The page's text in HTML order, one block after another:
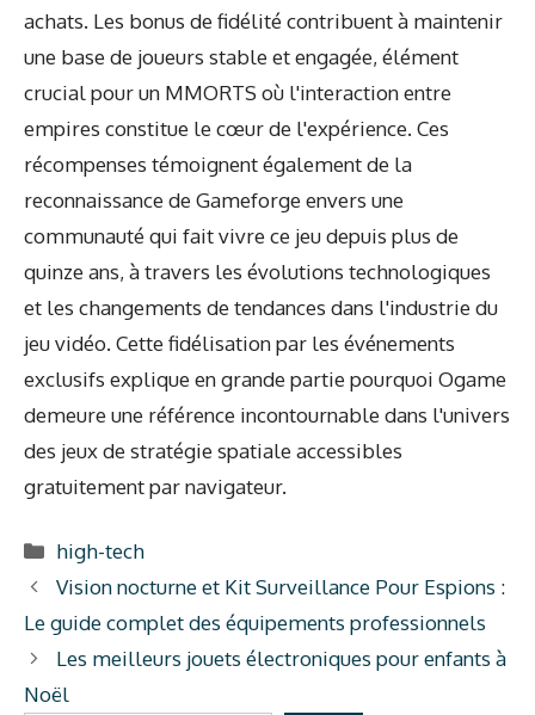
achats. Les bonus de fidélité contribuent à maintenir
une base de joueurs stable et engagée, élément
crucial pour un MMORTS où l'interaction entre
empires constitue le cœur de l'expérience. Ces
récompenses témoignent également de la
reconnaissance de Gameforge envers une
communauté qui fait vivre ce jeu depuis plus de
quinze ans, à travers les évolutions technologiques
et les changements de tendances dans l'industrie du
jeu vidéo. Cette fidélisation par les événements
exclusifs explique en grande partie pourquoi Ogame
demeure une référence incontournable dans l'univers
des jeux de stratégie spatiale accessibles
gratuitement par navigateur.
Catégories
high-tech
Vision nocturne et Kit Surveillance Pour Espions :
Le guide complet des équipements professionnels
Les meilleurs jouets électroniques pour enfants à
Noël